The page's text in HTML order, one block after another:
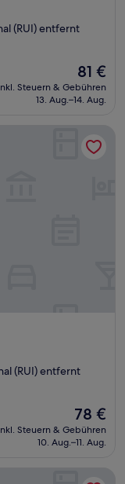
(RUI) entfernt
Der
Preis
beträgt
81 €
Steuern & Gebühren
13. Aug.–14. Aug.
(RUI) entfernt
Der
Preis
beträgt
78 €
Steuern & Gebühren
10. Aug.–11. Aug.